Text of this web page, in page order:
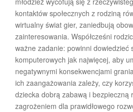
kontaktów społecznych z rodziną
wirtualny świat gier, zaniedbują
zainteresowania. Współcześni
ważne zadanie: powinni dowiedzieć
komputerowych jak najwięcej, aby
negatywnymi konsekwencjami
ich zaangażowania zależy, czy
dziecka dobrą zabawą i bezpieczną
zagrożeniem dla prawidłowego